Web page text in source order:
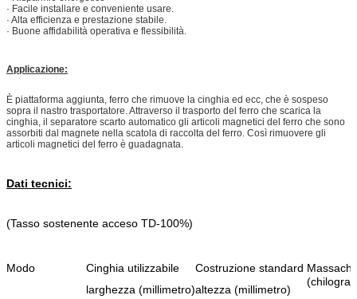
· Facile installare e conveniente usare.
· Alta efficienza e prestazione stabile.
· Buone affidabilità operativa e flessibilità.
Applicazione:
È piattaforma aggiunta, ferro che rimuove la cinghia ed ecc, che è sospeso
sopra il nastro trasportatore. Attraverso il trasporto del ferro che scarica la
cinghia, il separatore scarto automatico gli articoli magnetici del ferro che sono
assorbiti dal magnete nella scatola di raccolta del ferro. Così rimuovere gli
articoli magnetici del ferro è guadagnata.
Dati tecnici:
(Tasso sostenente acceso TD-100%)
Modo
Cinghia utilizzabile
larghezza (millimetro)
Costruzione standard
altezza (millimetro)